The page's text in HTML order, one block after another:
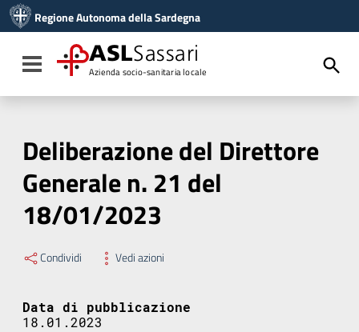
Vai al menu di navigazione
Vai al footer
Regione Autonoma della Sardegna
Toggle navigation
ASLSassari
Azienda socio-sanitaria locale
Deliberazione del Direttore
Generale n. 21 del
18/01/2023
Condividi Vedi azioni
Data di pubblicazione
18.01.2023